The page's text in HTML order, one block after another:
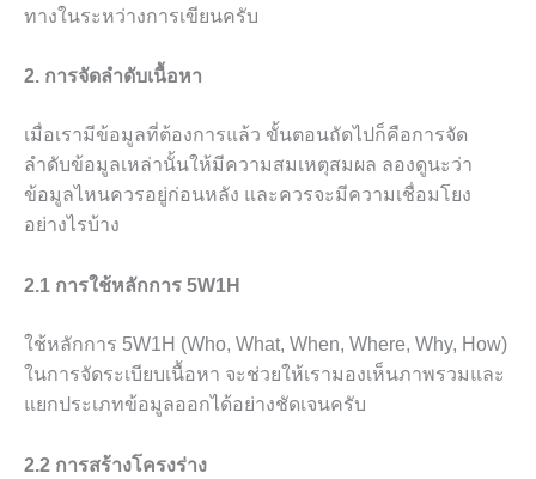
ทางในระหว่างการเขียนครับ
2. การจัดลำดับเนื้อหา
เมื่อเรามีข้อมูลที่ต้องการแล้ว ขั้นตอนถัดไปก็คือการจัด
ลำดับข้อมูลเหล่านั้นให้มีความสมเหตุสมผล ลองดูนะว่า
ข้อมูลไหนควรอยู่ก่อนหลัง และควรจะมีความเชื่อมโยง
อย่างไรบ้าง
2.1 การใช้หลักการ 5W1H
ใช้หลักการ 5W1H (Who, What, When, Where, Why, How)
ในการจัดระเบียบเนื้อหา จะช่วยให้เรามองเห็นภาพรวมและ
แยกประเภทข้อมูลออกได้อย่างชัดเจนครับ
2.2 การสร้างโครงร่าง